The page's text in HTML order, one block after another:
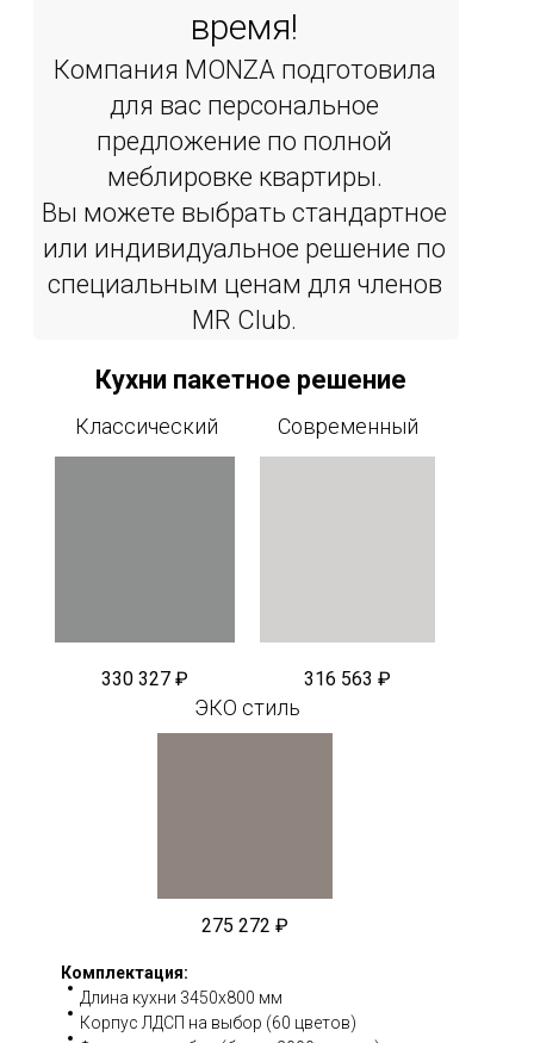
Комплектация:
Длина кухни 3450x800 мм
Корпус ЛДСП на выбор (60 цветов)
время!
Кухни пакетное решение
Компания MONZA подготовила
для вас персональное
предложение по полной
меблировке квартиры.
Вы можете выбрать стандартное
или индивидуальное решение по
специальным ценам для членов
MR Сlub.
275 272 ₽
316 563 ₽
330 327 ₽
ЭКО стиль
Современный
Классический